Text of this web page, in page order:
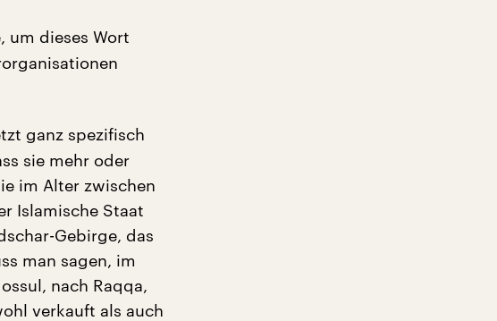
um dieses Wort
ganz spezifisch
sie mehr oder
im Alter zwischen
Islamische Staat
Gebirge, das
man sagen, im
nach Raqqa,
verkauft als auch